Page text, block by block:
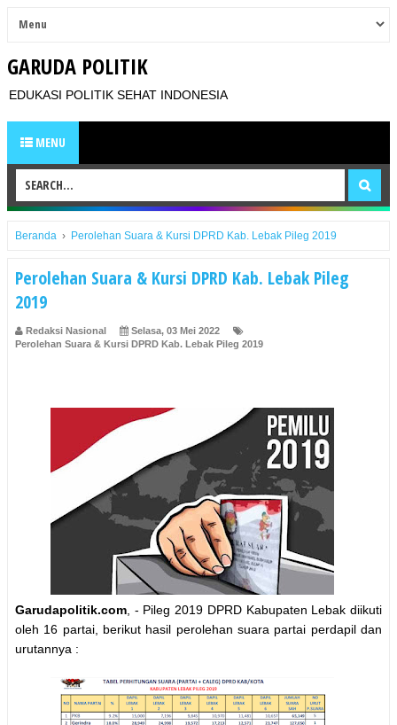
GARUDA POLITIK
EDUKASI POLITIK SEHAT INDONESIA
MENU
Beranda › Perolehan Suara & Kursi DPRD Kab. Lebak Pileg 2019
Perolehan Suara & Kursi DPRD Kab. Lebak Pileg
2019
Redaksi Nasional
Selasa, 03 Mei 2022
Perolehan Suara & Kursi DPRD Kab. Lebak Pileg 2019
Garudapolitik.com , - Pileg 2019 DPRD Kabupaten Lebak diikuti
oleh 16 partai, berikut hasil perolehan suara partai perdapil dan
urutannya :